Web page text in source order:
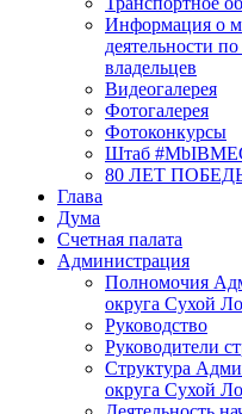
Информация о
деятельности
владельцев
Видеогалерея
Фотогалерея
Фотоконкурсы
Штаб
80 ЛЕТ
Глава
Дума
Счетная палата
Администрация
Полномочия
округа Сухой
Руководство
Руководители
Структура
округа Сухой